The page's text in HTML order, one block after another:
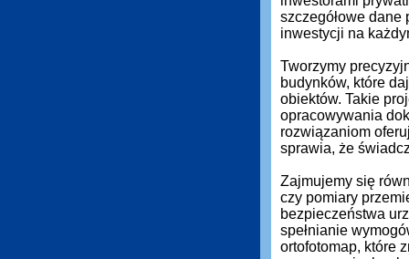
szczegółowe dane
inwestycji na
Tworzymy
budynków, które
obiektów. Takie
opracowywania
rozwiązaniom
sprawia, że
Zajmujemy się
czy pomiary
bezpieczeństwa
spełnianie
ortofotomap, które